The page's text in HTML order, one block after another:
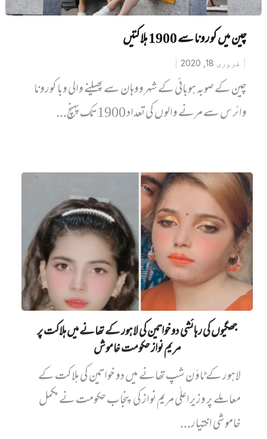
چین میں کورونا سے 1900 ہلاکتیں
فروری 18, 2020
چین کے صوبہ ہوبائی کے شہر ووہان سے پھیلنے والی وبا کورونا
وائرس سے مرنے والوں کی تعداد 1900 تک پہنچ...
جھگیوں کی رہائشی دو خواتین کی لاہور کے تھانے میں‌ ہلاکت پر
مریم نواز حکومت خاموش
لاہور کے ٹاؤن شپ تھانے میں دو خواتین کی ہلاکت کے
معاملے پر وزیراعلٰی مریم نواز کی پنجاب حکومت نے مکمل
خاموشی اختیار...